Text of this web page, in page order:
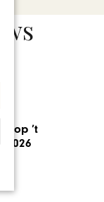
op ’t
2026